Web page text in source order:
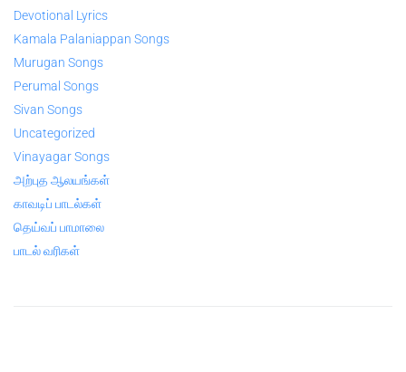
Devotional Lyrics
Kamala Palaniappan Songs
Murugan Songs
Perumal Songs
Sivan Songs
Uncategorized
Vinayagar Songs
அற்புத ஆலயங்கள்
காவடிப் பாடல்கள்
தெய்வப் பாமாலை
பாடல் வரிகள்